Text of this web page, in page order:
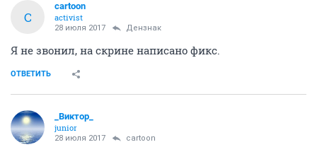
C
cartoon
activist
28 июля 2017 Дензнак
Я не звонил, на скрине написано фикс.
ОТВЕТИТЬ
_Виктор_
juniоr
28 июля 2017 cartoon